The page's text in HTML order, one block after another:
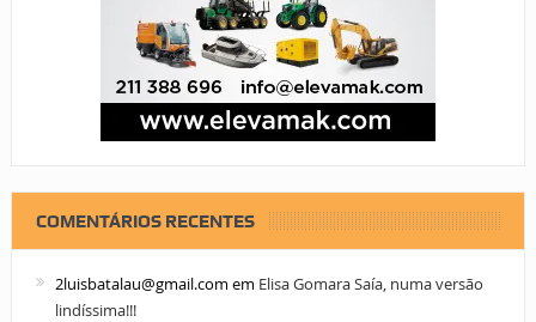
COMENTÁRIOS RECENTES
2luisbatalau@gmail.com em Elisa Gomara Saía, numa versão
lindíssima!!!